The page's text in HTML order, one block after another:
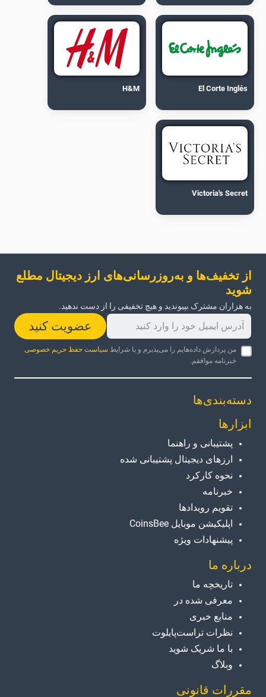
El Corte Inglés
H&M
Victoria's Secret
از تخفیف‌ها و به‌روزرسانی‌های ارز دیجیتال مطلع
شوید
به هزاران مشترک بپیوندید و هیچ تخفیفی را از دست ندهید.
عضویت کنید
من پردازش داده‌هایم را می‌پذیرم و با شرایط سیاست حفظ حریم خصوصی
خبرنامه موافقم.
دسته‌بندی‌ها
ابزارها
پشتیبانی و راهنما
ارزهای دیجیتال پشتیبانی شده
نحوه کارکرد
خبرنامه
تقویم رویدادها
اپلیکیشن موبایل CoinsBee
پیشنهادات ویژه
درباره ما
تاریخچه ما
معرفی شده در
منابع خبری
نظرات تراست‌پایلوت
با ما شریک شوید
وبلاگ
مقررات قانونی